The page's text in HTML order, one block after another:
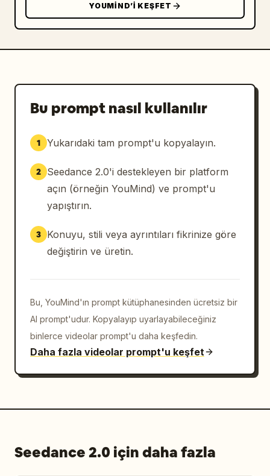
YOUMIND’I KEŞFET
Bu prompt nasıl kullanılır
1 Yukarıdaki tam prompt'u kopyalayın.
2
Seedance 2.0'i destekleyen bir platform
açın (örneğin YouMind) ve prompt'u
yapıştırın.
3
Konuyu, stili veya ayrıntıları fikrinize göre
değiştirin ve üretin.
Bu, YouMind'ın prompt kütüphanesinden ücretsiz bir
AI prompt'udur. Kopyalayıp uyarlayabileceğiniz
binlerce videolar prompt'u daha keşfedin.
Daha fazla videolar prompt'u keşfet
Seedance 2.0 için daha fazla